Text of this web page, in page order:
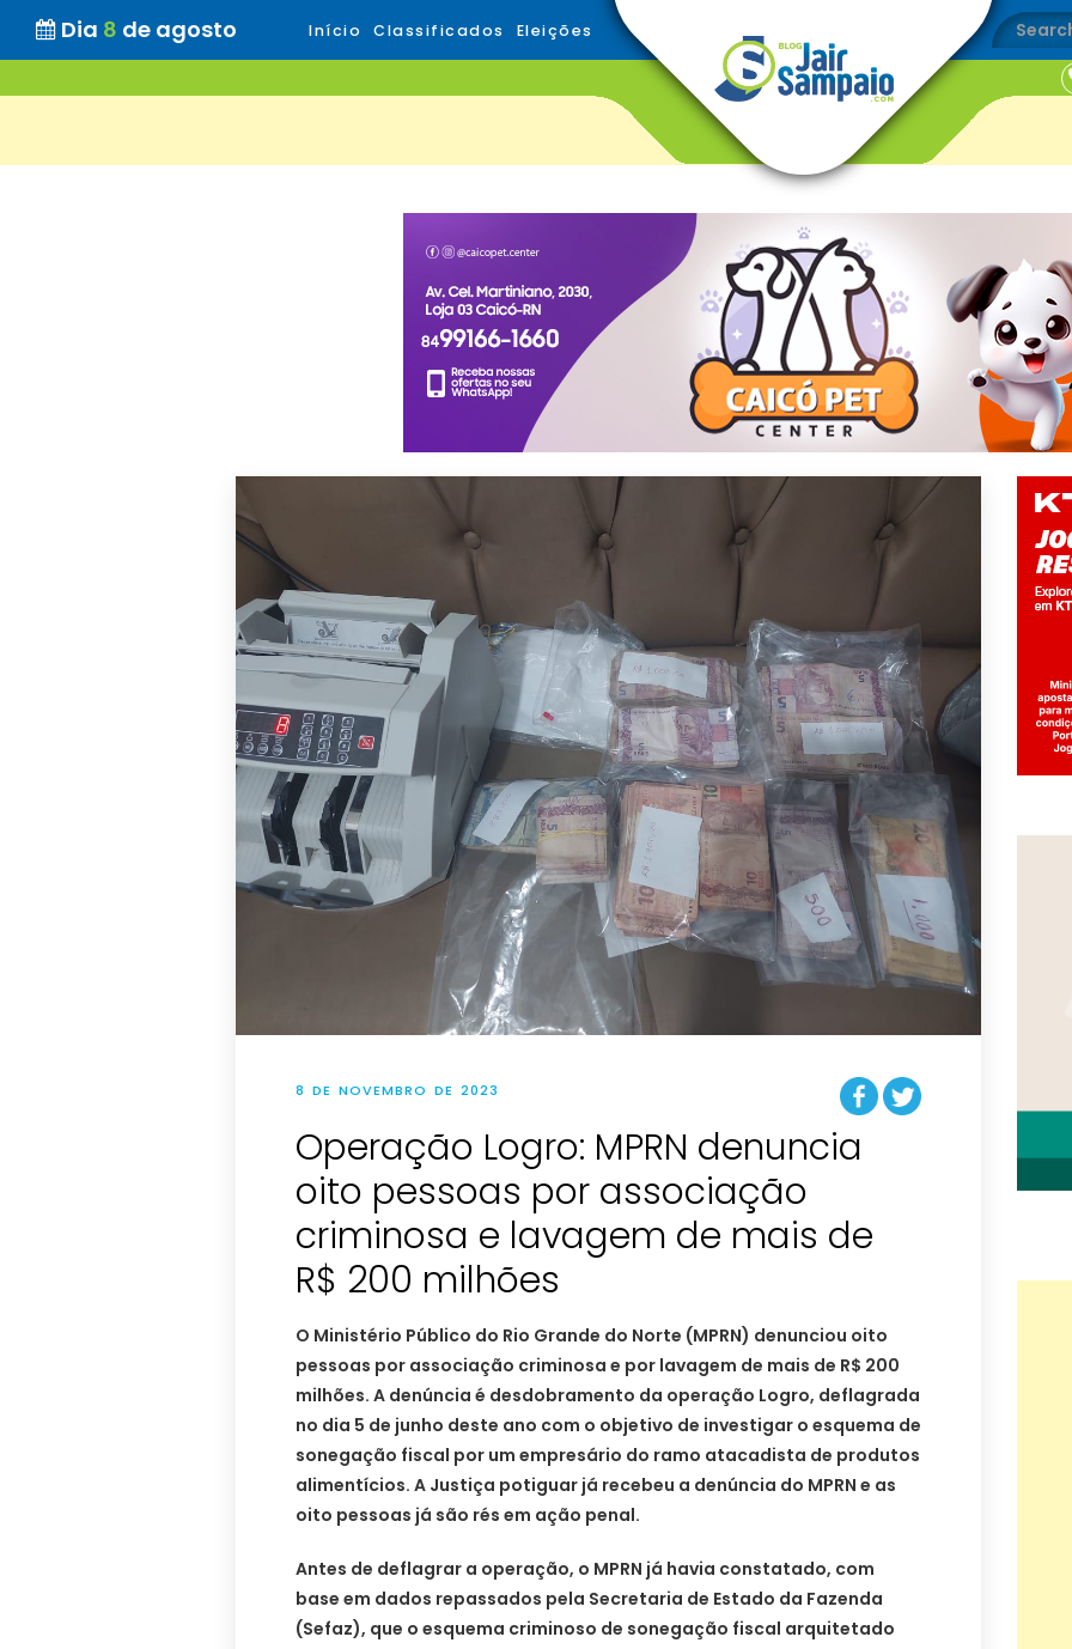
Dia 8 de agosto Início Classificados Eleições
8 DE NOVEMBRO DE 2023
Operação Logro: MPRN denuncia
oito pessoas por associação
criminosa e lavagem de mais de
R$ 200 milhões
O Ministério Público do Rio Grande do Norte (MPRN) denunciou oito
pessoas por associação criminosa e por lavagem de mais de R$ 200
milhões. A denúncia é desdobramento da operação Logro, deflagrada
no dia 5 de junho deste ano com o objetivo de investigar o esquema de
sonegação fiscal por um empresário do ramo atacadista de produtos
alimentícios. A Justiça potiguar já recebeu a denúncia do MPRN e as
oito pessoas já são rés em ação penal.
Antes de deflagrar a operação, o MPRN já havia constatado, com
base em dados repassados pela Secretaria de Estado da Fazenda
(Sefaz), que o esquema criminoso de sonegação fiscal arquitetado